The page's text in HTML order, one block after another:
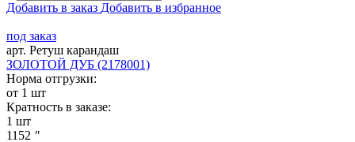
Добавить в заказ Добавить в избранное
под заказ
арт. Ретуш карандаш
ЗОЛОТОЙ ДУБ (2178001)
Норма отгрузки:
от 1 шт
Кратность в заказе:
1 шт
1152 "